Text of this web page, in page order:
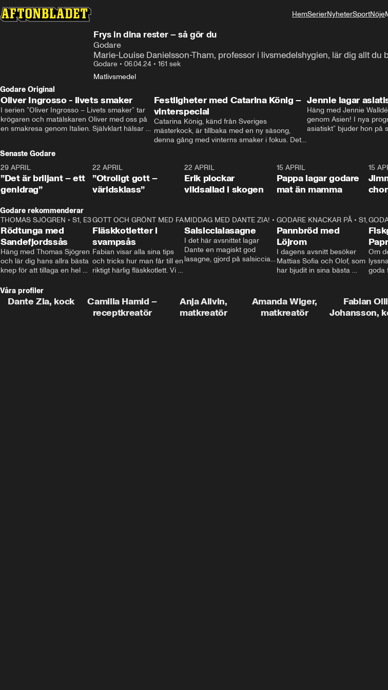
HemSerierNyheterSportNöje
Frys in dina rester – så gör du
Godare
Marie-Louise Danielsson-Tham, professor i livsmedelshygien, lär dig allt du
Godare • 06.04.24 • 161 sek
Matlivsmedel
Godare Original
Oliver Ingrosso - livets smaker
I serien ”Oliver Ingrosso – Livets smaker” tar
krögaren och matälskaren Oliver med oss på
en smakresa genom Italien. Självklart hälsar
Festligheter med Catarina König –
vinterspecial
Catarina König, känd från Sveriges
mästerkock, är tillbaka med en ny säsong,
denna gång med vinterns smaker i fokus. Det
Jennie lagar
Häng med Jennie
genom Asien! I nya
asiatiskt” bjuder hon på
Senaste Godare
0:50
29 APRIL
”Det är briljant – ett
genidrag”
1:00
22 APRIL
”Otroligt gott –
världsklass”
22 APRIL
Erik plockar
vildsallad i skogen
15 APRIL
Pappa lagar godare
mat än mamma
15
Godare rekommenderar
13:56
THOMAS SJÖGREN • S1, E3
Rödtunga med
Sandefjordssås
Häng med Thomas Sjögren
och lär dig hans allra bästa
knep för att tillaga en hel
helstekt rödtunga med
sandefjordssås och en
magisk sallad på pepparrot
12:17
GOTT OCH GRÖNT MED FABBE•S2, E2
Fläskkotletter i
svampsås
Fabian visar alla sina tips
och tricks hur man får till en
riktigt härlig fläskkotlett. Vi
Fredrik som lämnat stan
och sadlat om till grisbonde
på Gotland.
16:10
MIDDAG MED DANTE ZIA! •S1, E1
Salsiccialasagne
I det här avsnittet lagar
Dante en magiskt god
lasagne, gjord på salsiccia
26:05
GODARE KNACKAR PÅ• S1, E3
Pannbröd med
Löjrom
I dagens avsnitt besöker
Mattias Sofia och Olof, som
har bjudit in sina bästa
visar hur man skapar en
riktig restaurangupplevelse
hemma, dom där extra
Om
goda
livets
Våra profiler
Dante Zia, kock
Camilla Hamid –
receptkreatör
Anja Allvin,
matkreatör
Amanda Wiger,
matkreatör
Fabian Olli
Johansson,